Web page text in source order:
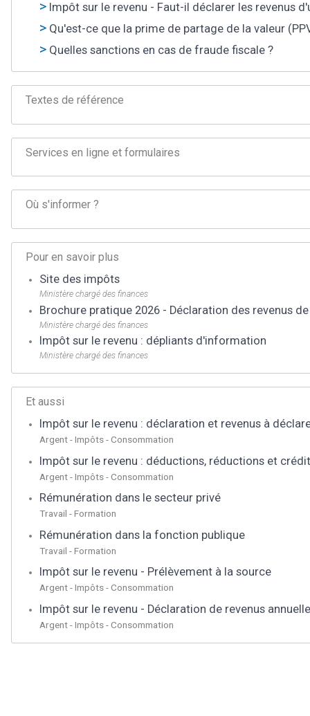
Impôt sur le revenu - Faut-il déclarer les revenus
Qu'est-ce que la prime de partage de la valeur
Quelles sanctions en cas de fraude fiscale ?
Textes de référence
Services en ligne et formulaires
Où s'informer ?
Pour en savoir plus
Site des impôts
Ministère chargé des finances
Brochure pratique 2026 - Déclaration des revenus
Ministère chargé des finances
Impôt sur le revenu : dépliants d'information
Ministère chargé des finances
Et aussi
Impôt sur le revenu : déclaration et revenus à
Argent - Impôts - Consommation
Impôt sur le revenu : déductions, réductions et
Argent - Impôts - Consommation
Rémunération dans le secteur privé
Travail - Formation
Rémunération dans la fonction publique
Travail - Formation
Impôt sur le revenu - Prélèvement à la source
Argent - Impôts - Consommation
Impôt sur le revenu - Déclaration de revenus annuelle
Argent - Impôts - Consommation